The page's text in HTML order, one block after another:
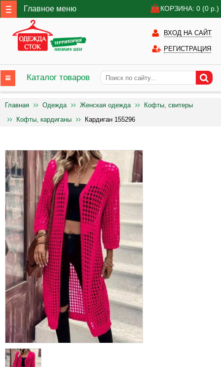
Главное меню КОРЗИНА: 0 (0 р.)
ВХОД НА САЙТ
РЕГИСТРАЦИЯ
Каталог товаров
Главная Одежда Женская одежда
Кофты, свитеры
Кофты, кардиганы
Кардиган 155296